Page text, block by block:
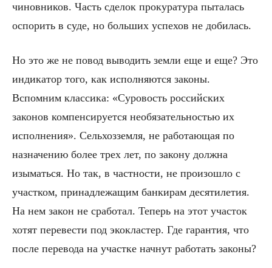
чиновников. Часть сделок прокуратура пыталась
оспорить в суде, но больших успехов не добилась.
Но это же не повод выводить земли еще и еще? Это
индикатор того, как исполняются законы.
Вспомним классика: «Суровость российских
законов компенсируется необязательностью их
исполнения». Сельхозземля, не работающая по
назначению более трех лет, по закону должна
изыматься. Но так, в частности, не произошло с
участком, принадлежащим банкирам десятилетия.
На нем закон не сработал. Теперь на этот участок
хотят перевести под экокластер. Где гарантия, что
после перевода на участке начнут работать законы?